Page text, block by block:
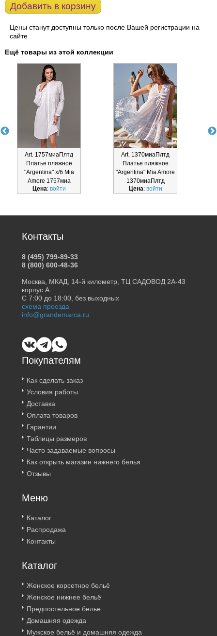
Добавить в корзину
Цены станут доступны только после Вашей регистрации на
сайте
Ещё товары из этой коллекции
Art. 1757миаПлтд
Платье пляжное
"Argentina" х/б Mia
Amore 1757миа
Цена: войти
Art. 1370миаПлтд
Платье пляжное
"Argentina" Mia Amore
1370миаПлтд
Цена: войти
Покупателям
Как сделать заказ
Условия работы
Доставка
Оплата товаров
Гарантии
Таблицы размеров
Часто задаваемые вопросы
Как открыть магазин нижнего белья
Отзывы
Меню
Каталог
Распродажа
Контакты
Каталог
Женское корсетное бельё
Женское нижнее бельё
Предпостельное белье
Домашняя одежда
Мужское бельё и домашняя одежда
Контакты
8 (495) 799-89-33
8 (800) 600-48-36
Москва, МКАД, 14-й километр, ТЦ САДОВОД 2А-43
корпус А.
С 7:00 до 18:00, без выходных
схема проезда
info@grandemarca.ru